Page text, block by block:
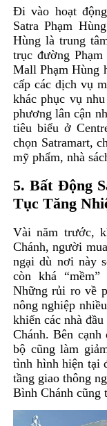
Đi vào hoạt
Satra Phạm
Hùng là trung
trục đường
Mall Phạm Hùng
cấp các dịch vụ
khác phục vụ
phương lân cận
tiêu biểu ở
chọn Satramart,
mỹ phẩm, nhà
5. Bất Động
Tục Tăng
Vài năm trước,
Chánh, người
ngại dù nơi này
còn khá
Những rủi ro về
nông nghiệp
khiến các nhà
Chánh. Bên
bộ cũng làm
tình hình hiện tại
tầng giao thông
Bình Chánh cũng